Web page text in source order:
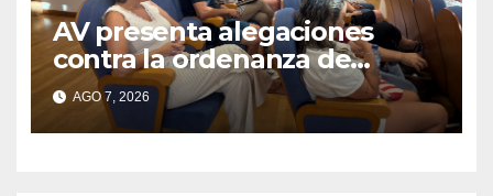
AV presenta alegaciones
contra la ordenanza de
residuos del Morrazo por
considerar que impone
cargas “desproporcionadas”
AGO 7, 2026